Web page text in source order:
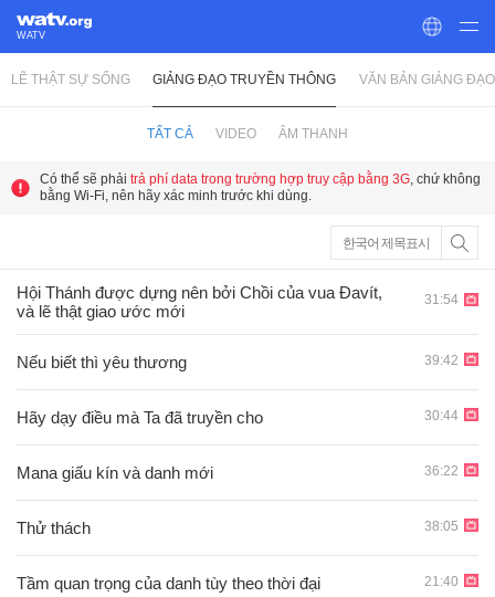
WATV
World Mission Society Church of God
LẼ THẬT SỰ SỐNG GIẢNG ĐẠO TRUYỀN THÔNG VĂN BẢN GIẢNG ĐẠO
TẤT CẢ VIDEO ÂM THANH
Có thể sẽ phải trả phí data trong trường hợp truy cập bằng 3G, chứ không
bằng Wi-Fi, nên hãy xác minh trước khi dùng.
한국어 제목표시
Hội Thánh được dựng nên bởi Chồi của vua Ðavít,
và lẽ thật giao ước mới
31:54
Nếu biết thì yêu thương 39:42
Hãy dạy điều mà Ta đã truyền cho 30:44
Mana giấu kín và danh mới 36:22
Thử thách 38:05
Tầm quan trọng của danh tùy theo thời đại 21:40